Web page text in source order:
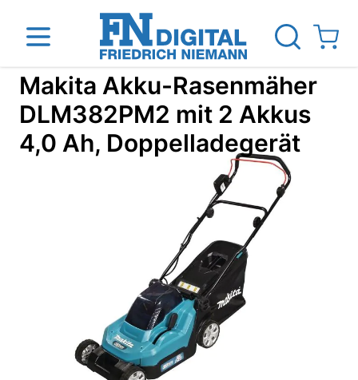
Direkt zum Inhalt
Das Unternehmen Standorte News Blog
View
Makita Akku-Rasenmäher
DLM382PM2 mit 2 Akkus
4,0 Ah, Doppelladegerät